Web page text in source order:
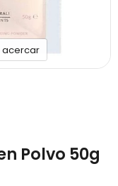
acercar
Polvo 50g